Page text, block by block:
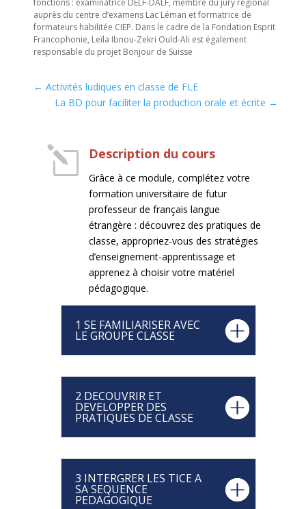
auprès du centre d’examens Lac Léman et formatrice de
formateurs habilitée CIEP. Dans le cadre de la Fondation Esprit
Francophonie, Leïla Ibnou-Zekri Ould-Ali est également
responsable du projet Bonjour de Suisse
← Activités ludiques en classe de FLE
La BD pour faciliter la production orale et écrite →
l Description du cours
Grâce à ce module, complétez votre
formation universitaire de futur
professeur de français langue
étrangère : découvrez des pratiques de
classe, appropriez-vous des stratégies
d’enseignement-apprentissage et
apprenez à choisir votre matériel
pédagogique.
1 SE FAMILIARISER AVEC
LE GROUPE CLASSE
2 DECOUVRIR ET
DEVELOPPER DES
PRATIQUES DE CLASSE
3 INTERGRER LES TICE A
SA SEQUENCE
PEDAGOGIQUE